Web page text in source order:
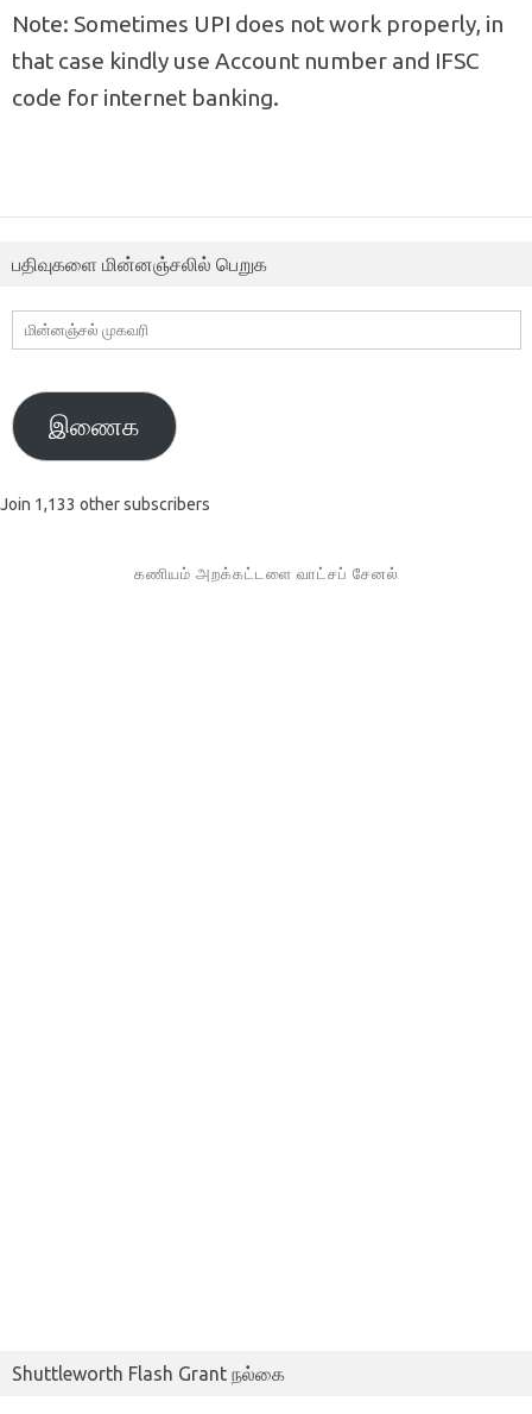
Note: Sometimes UPI does not work properly, in
that case kindly use Account number and IFSC
code for internet banking.
பதிவுகளை மின்னஞ்சலில் பெறுக
மின்னஞ்சல்
முகவரி
இணைக
Join 1,133 other subscribers
கணியம் அறக்கட்டளை வாட்சப் சேனல்
Shuttleworth Flash Grant நல்கை